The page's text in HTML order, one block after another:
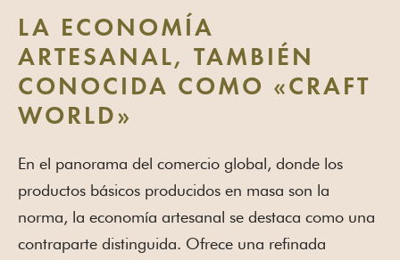
LA ECONOMÍA
ARTESANAL, TAMBIÉN
CONOCIDA COMO «CRAFT
WORLD»
En el panorama del comercio global, donde los
productos básicos producidos en masa son la
norma, la economía artesanal se destaca como una
contraparte distinguida. Ofrece una refinada